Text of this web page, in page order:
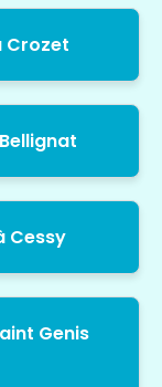
Crozet
Cessy
Genis